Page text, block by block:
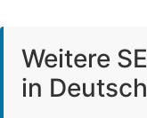
Weitere
in